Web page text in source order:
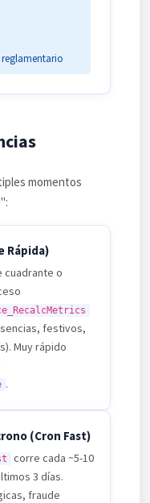
momentos
Rápida)
cuadrante o
festivos,
Muy rápido
.
(Cron Fast)
corre cada ~5-10
3 días.
fraude